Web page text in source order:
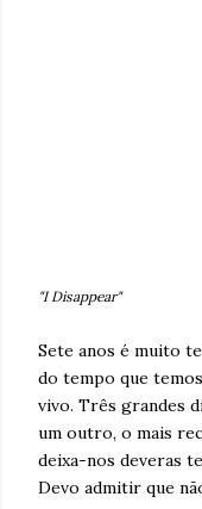
"I Disappear"
Sete anos é muito
do tempo que
vivo. Três grandes
um outro, o mais
deixa-nos deveras
Devo admitir que